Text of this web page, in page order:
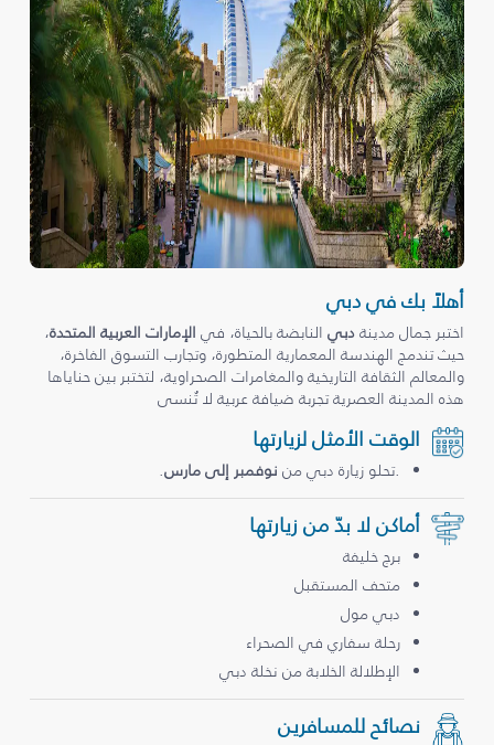
أهلاً بك في دبي
اختبر جمال مدينةدبيالنابضة بالحياة، في الإمارات العربية المتحدة،
حيث تندمج الهندسة المعمارية المتطورة، وتجارب التسوق الفاخرة،
والمعالم الثقافة التاريخية والمغامرات الصحراوية، لتختبر بين حناياها
هذه المدينة العصرية تجربة ضيافة عربية لا تُنسى
الوقت الأمثل لزيارتها
.تحلو زيارة دبي من نوفمبر إلى مارس.
أماكن لا بدّ من زيارتها
برج خليفة
متحف المستقبل
دبي مول
رحلة سفاري في الصحراء
الإطلالة الخلابة من نخلة دبي
نصائح للمسافرين